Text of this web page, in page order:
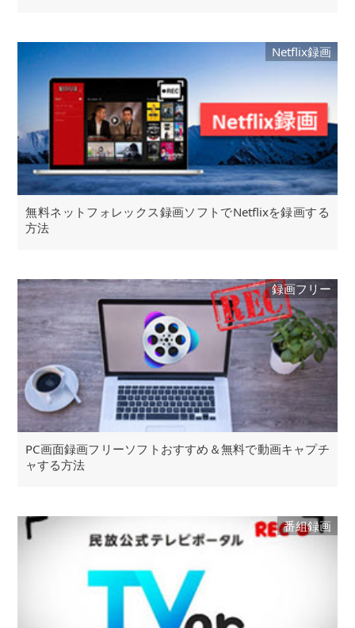
Netflix録画
無料ネットフォレックス録画ソフトでNetflixを録画する
方法
録画フリー
PC画面録画フリーソフトおすすめ＆無料で動画キャプチ
ャする方法
番組録画